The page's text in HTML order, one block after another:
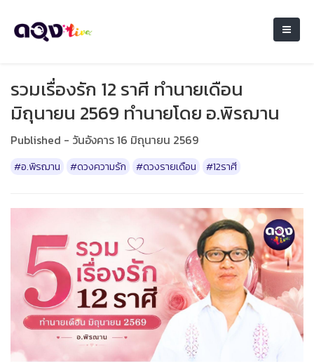
รวมเรื่องรัก 12 ราศี ทำนายเดือน
มิถุนายน 2569 ทำนายโดย อ.พิรฌาน
Published - วันอังคาร 16 มิถุนายน 2569
#อ.พิรฌาน #ดวงความรัก #ดวงรายเดือน #12ราศี